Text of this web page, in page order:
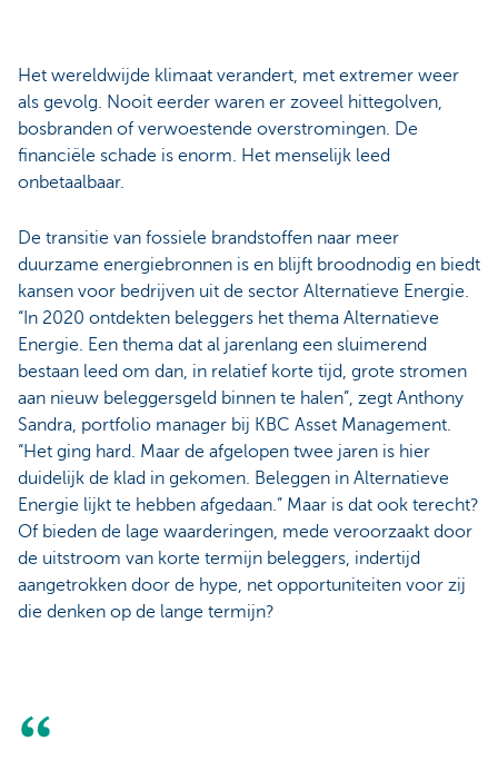
Het wereldwijde klimaat verandert, met extremer weer
als gevolg. Nooit eerder waren er zoveel hittegolven,
bosbranden of verwoestende overstromingen. De
financiële schade is enorm. Het menselijk leed
onbetaalbaar.
De transitie van fossiele brandstoffen naar meer
duurzame energiebronnen is en blijft broodnodig en biedt
kansen voor bedrijven uit de sector Alternatieve Energie.
“In 2020 ontdekten beleggers het thema Alternatieve
Energie. Een thema dat al jarenlang een sluimerend
bestaan leed om dan, in relatief korte tijd, grote stromen
aan nieuw beleggersgeld binnen te halen”, zegt Anthony
Sandra, portfolio manager bij KBC Asset Management.
“Het ging hard. Maar de afgelopen twee jaren is hier
duidelijk de klad in gekomen. Beleggen in Alternatieve
Energie lijkt te hebben afgedaan.” Maar is dat ook terecht?
Of bieden de lage waarderingen, mede veroorzaakt door
de uitstroom van korte termijn beleggers, indertijd
aangetrokken door de hype, net opportuniteiten voor zij
die denken op de lange termijn?